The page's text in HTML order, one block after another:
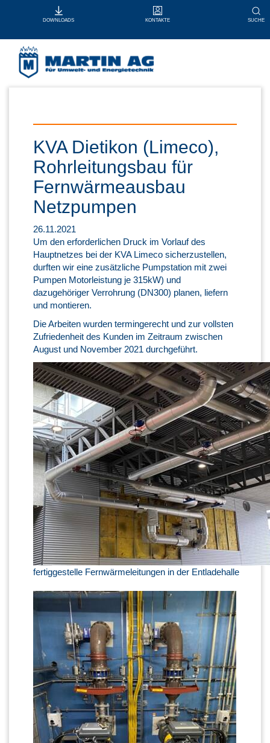
DOWNLOADS KONTAKTE SUCHE
KVA Dietikon (Limeco),
Rohrleitungsbau für
Fernwärmeausbau
Netzpumpen
26.11.2021
Um den erforderlichen Druck im Vorlauf des
Hauptnetzes bei der KVA Limeco sicherzustellen,
durften wir eine zusätzliche Pumpstation mit zwei
Pumpen Motorleistung je 315kW) und
dazugehöriger Verrohrung (DN300) planen, liefern
und montieren.
Die Arbeiten wurden termingerecht und zur vollsten
Zufriedenheit des Kunden im Zeitraum zwischen
August und November 2021 durchgeführt.
fertiggestelle Fernwärmeleitungen in der Entladehalle